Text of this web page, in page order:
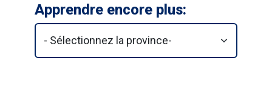
Apprendre encore plus: